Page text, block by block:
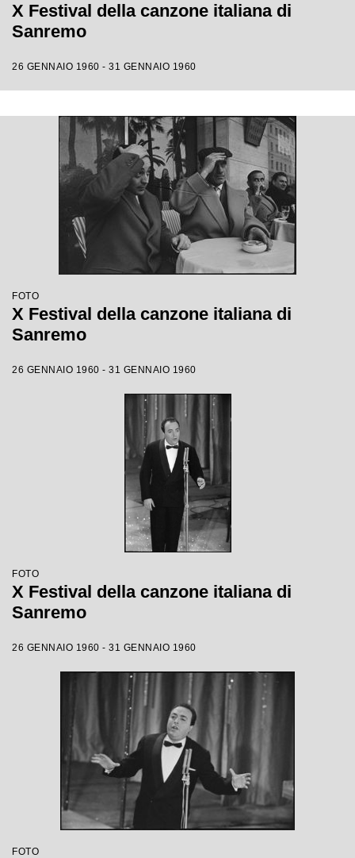
X Festival della canzone italiana di
Sanremo
26 GENNAIO 1960 - 31 GENNAIO 1960
FOTO
X Festival della canzone italiana di
Sanremo
26 GENNAIO 1960 - 31 GENNAIO 1960
FOTO
X Festival della canzone italiana di
Sanremo
26 GENNAIO 1960 - 31 GENNAIO 1960
FOTO